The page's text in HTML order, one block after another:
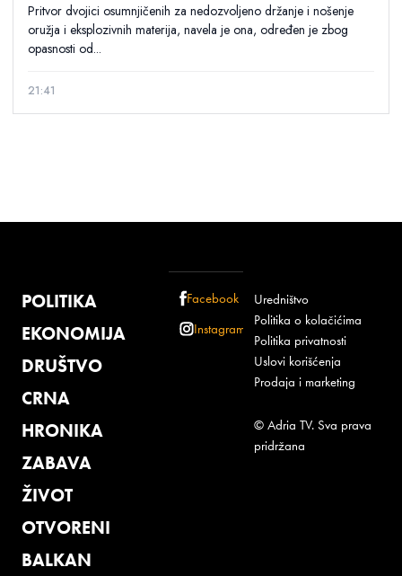
Pritvor dvojici osumnjičenih za nedozvoljeno držanje i nošenje
oružja i eksplozivnih materija, navela je ona, određen je zbog
opasnosti od...
21:41
POLITIKA
EKONOMIJA
DRUŠTVO
CRNA
HRONIKA
ZABAVA
ŽIVOT
OTVORENI
BALKAN
Facebook
Instagram
Uredništvo
Politika o kolačićima
Politika privatnosti
Uslovi korišćenja
Prodaja i marketing
© Adria TV. Sva prava
pridržana